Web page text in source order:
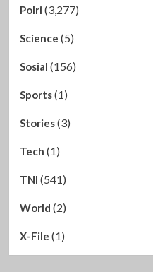
Polri (3,277)
Science (5)
Sosial (156)
Sports(1)
Stories(3)
Tech (1)
TNI (541)
World (2)
X-File (1)